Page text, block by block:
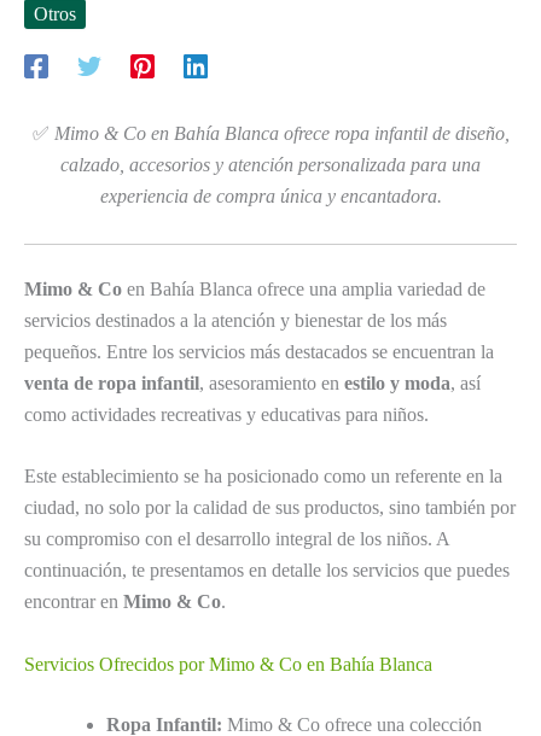
Otros
✅ Mimo & Co en Bahía Blanca ofrece ropa infantil de diseño,
calzado, accesorios y atención personalizada para una
experiencia de compra única y encantadora.
Mimo & Co en Bahía Blanca ofrece una amplia variedad de
servicios destinados a la atención y bienestar de los más
pequeños. Entre los servicios más destacados se encuentran la
venta de ropa infantil, asesoramiento en estilo y moda, así
como actividades recreativas y educativas para niños.
Este establecimiento se ha posicionado como un referente en la
ciudad, no solo por la calidad de sus productos, sino también por
su compromiso con el desarrollo integral de los niños. A
continuación, te presentamos en detalle los servicios que puedes
encontrar en Mimo & Co.
Servicios Ofrecidos por Mimo & Co en Bahía Blanca
Ropa Infantil: Mimo & Co ofrece una colección